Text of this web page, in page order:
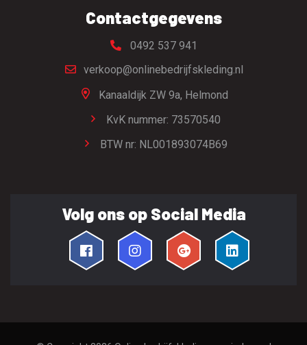
Contactgegevens
0492 537 941
verkoop@onlinebedrijfskleding.nl
Kanaaldijk ZW 9a, Helmond
KvK nummer: 73570540
BTW nr: NL001893074B69
Volg ons op Social Media